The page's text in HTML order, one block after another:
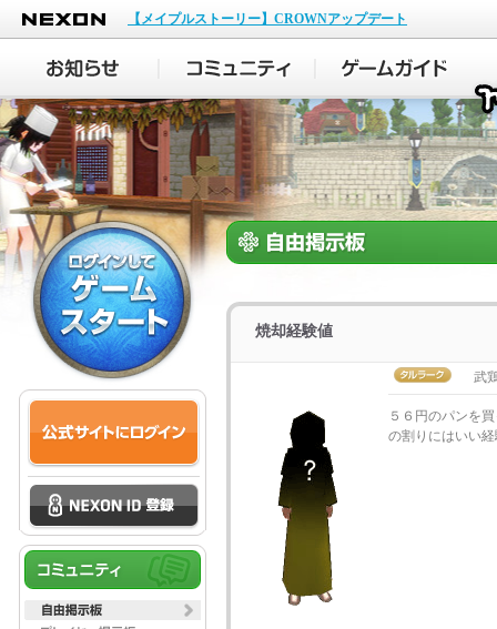
NEXON
【メイプルストーリー】CROWNアップデート
焼却経験値
武
５６円のパンを
の割りにはいい